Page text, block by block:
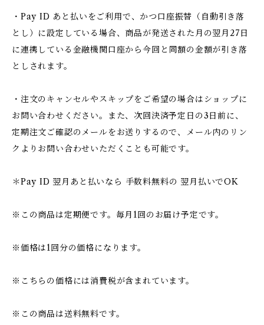
・Pay ID あと払いをご利用で、かつ口座振替（自動引き落
とし）に設定している場合、商品が発送された月の翌月27日
に連携している金融機関口座から今回と同額の金額が引き落
としされます。
・注文のキャンセルやスキップをご希望の場合はショップに
お問い合わせください。また、次回決済予定日の3日前に、
定期注文ご確認のメールをお送りするので、メール内のリン
クよりお問い合わせいただくことも可能です。
＊Pay ID 翌月あと払いなら 手数料無料の 翌月払いでOK
※この商品は定期便です。毎月1回のお届け予定です。
※価格は1回分の価格になります。
※こちらの価格には消費税が含まれています。
※この商品は送料無料です。